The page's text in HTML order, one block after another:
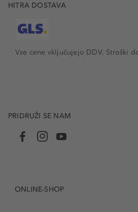
HITRA DOSTAVA
Vse cene vključujejo DDV. Stroški
PRIDRUŽI SE NAM
ONLINE-SHOP